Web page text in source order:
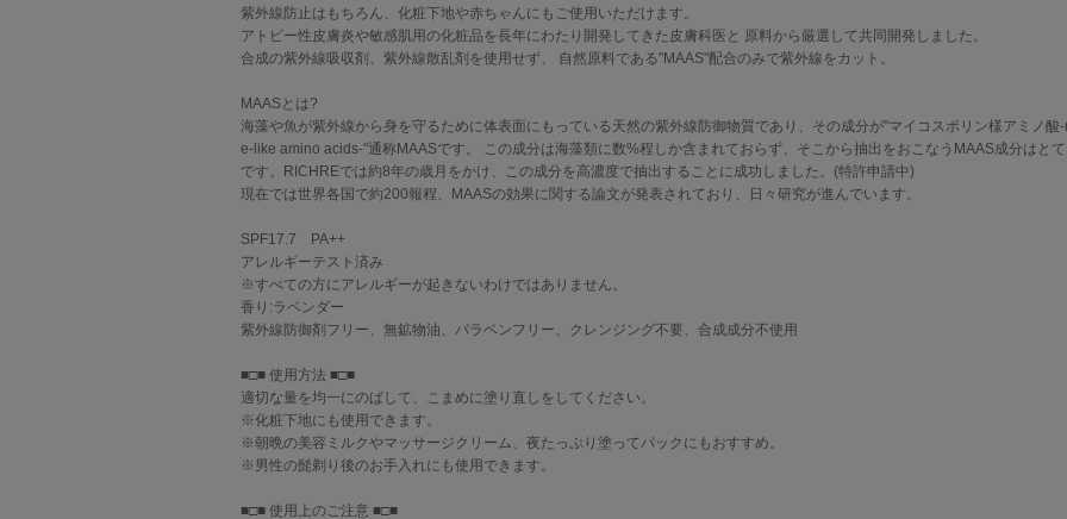
紫外線防止はもちろん、化粧下地や赤ちゃんにもご使用いただけます。
アトピー性皮膚炎や敏感肌用の化粧品を長年にわたり開発してきた皮膚科医と 原料から厳選して共同開発しました。
合成の紫外線吸収剤、紫外線散乱剤を使用せず、 自然原料である"MAAS"配合のみで紫外線をカット。
MAASとは?
海藻や魚が紫外線から身を守るために体表面にもっている天然の紫外線防御物質であり、その成分が"マイコスポリン様アミノ酸
e-like amino acids-"通称MAASです。 この成分は海藻類に数%程しか含まれておらず、そこから抽出をおこなうMAAS成分はと
です。RICHREでは約8年の歳月をかけ、この成分を高濃度で抽出することに成功しました。(特許申請中)
現在では世界各国で約200報程、MAASの効果に関する論文が発表されており、日々研究が進んでいます。
SPF17.7 PA++
アレルギーテスト済み
※すべての方にアレルギーが起きないわけではありません。
香り:ラベンダー
紫外線防御剤フリー、無鉱物油、パラベンフリー、クレンジング不要、合成成分不使用
■□■ 使用方法 ■□■
適切な量を均一にのばして、こまめに塗り直しをしてください。
※化粧下地にも使用できます。
※朝晩の美容ミルクやマッサージクリーム、夜たっぷり塗ってパックにもおすすめ。
※男性の髭剃り後のお手入れにも使用できます。
■□■ 使用上のご注意 ■□■